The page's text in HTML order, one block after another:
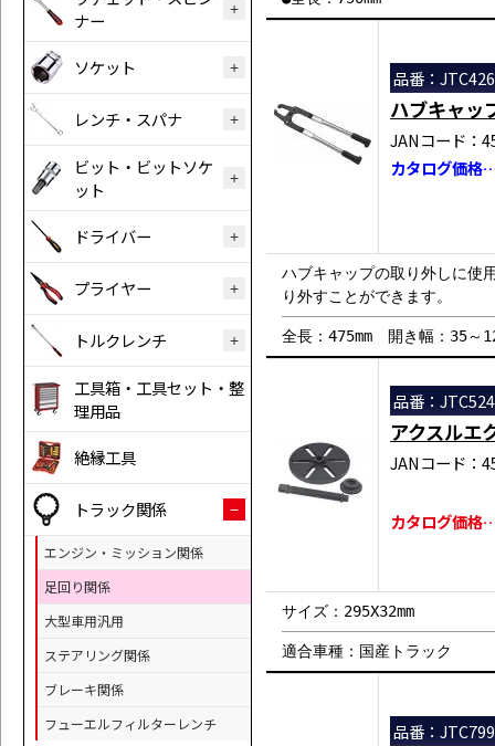
ナー
ソケット
レンチ・スパナ
ビット・ビットソケ
ット
ドライバー
プライヤー
トルクレンチ
工具箱・工具セット・整
理用品
絶縁工具
トラック関係
エンジン・ミッション関係
足回り関係
大型車用汎用
ステアリング関係
ブレーキ関係
フューエルフィルターレンチ
品番：
ハブキャッ
JANコード：
カタログ価格
ハブキャップの取り外しに使
り外すことができます。
全長：475mm 開き幅：35～
品番：
アクスルエ
JANコード：
カタログ価格
サイズ：295X32mm
適合車種：国産トラック
品番：